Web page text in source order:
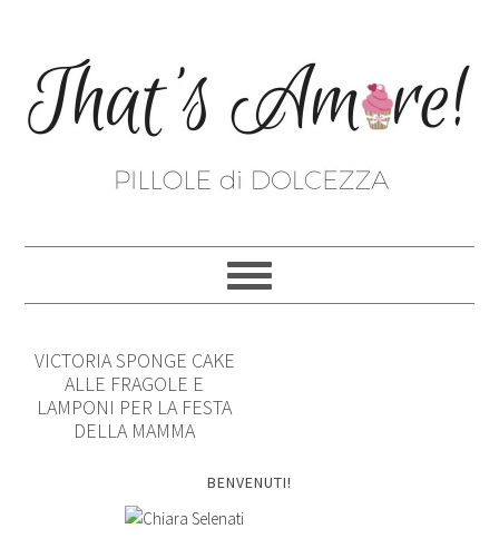
VICTORIA SPONGE CAKE
ALLE FRAGOLE E
LAMPONI PER LA FESTA
DELLA MAMMA
BENVENUTI!